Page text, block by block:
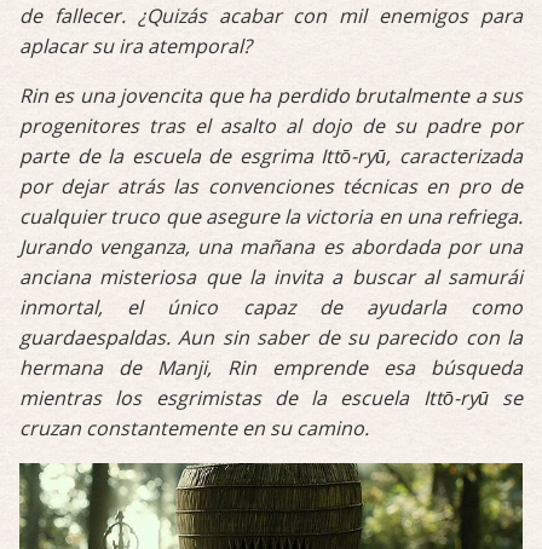
de fallecer. ¿Quizás acabar con mil enemigos para
aplacar su ira atemporal?
Rin es una jovencita que ha perdido brutalmente a sus
progenitores tras el asalto al dojo de su padre por
parte de la escuela de esgrima Ittō-ryū, caracterizada
por dejar atrás las convenciones técnicas en pro de
cualquier truco que asegure la victoria en una refriega.
Jurando venganza, una mañana es abordada por una
anciana misteriosa que la invita a buscar al samurái
inmortal, el único capaz de ayudarla como
guardaespaldas. Aun sin saber de su parecido con la
hermana de Manji, Rin emprende esa búsqueda
mientras los esgrimistas de la escuela Ittō-ryū se
cruzan constantemente en su camino.